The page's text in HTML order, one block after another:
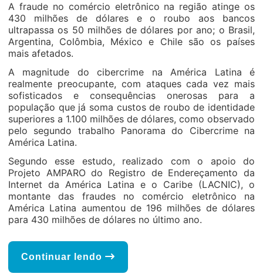
A fraude no comércio eletrônico na região atinge os
430 milhões de dólares e o roubo aos bancos
ultrapassa os 50 milhões de dólares por ano; o Brasil,
Argentina, Colômbia, México e Chile são os países
mais afetados.
A magnitude do cibercrime na América Latina é
realmente preocupante, com ataques cada vez mais
sofisticados e consequências onerosas para a
população que já soma custos de roubo de identidade
superiores a 1.100 milhões de dólares, como observado
pelo segundo trabalho Panorama do Cibercrime na
América Latina.
Segundo esse estudo, realizado com o apoio do
Projeto AMPARO do Registro de Endereçamento da
Internet da América Latina e o Caribe (LACNIC), o
montante das fraudes no comércio eletrônico na
América Latina aumentou de 196 milhões de dólares
para 430 milhões de dólares no último ano.
Continuar lendo